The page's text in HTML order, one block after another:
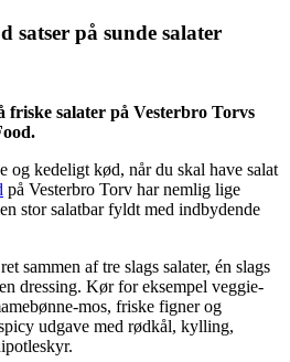
satser på sunde salater
salater på Vesterbro Torvs
og kedeligt kød, når du skal have salat
på Vesterbro Torv har nemlig lige
stor salatbar fyldt med indbydende
sammen af tre slags salater, én slags
dressing. Kør for eksempel veggie-
mos, friske figner og
udgave med rødkål, kylling,